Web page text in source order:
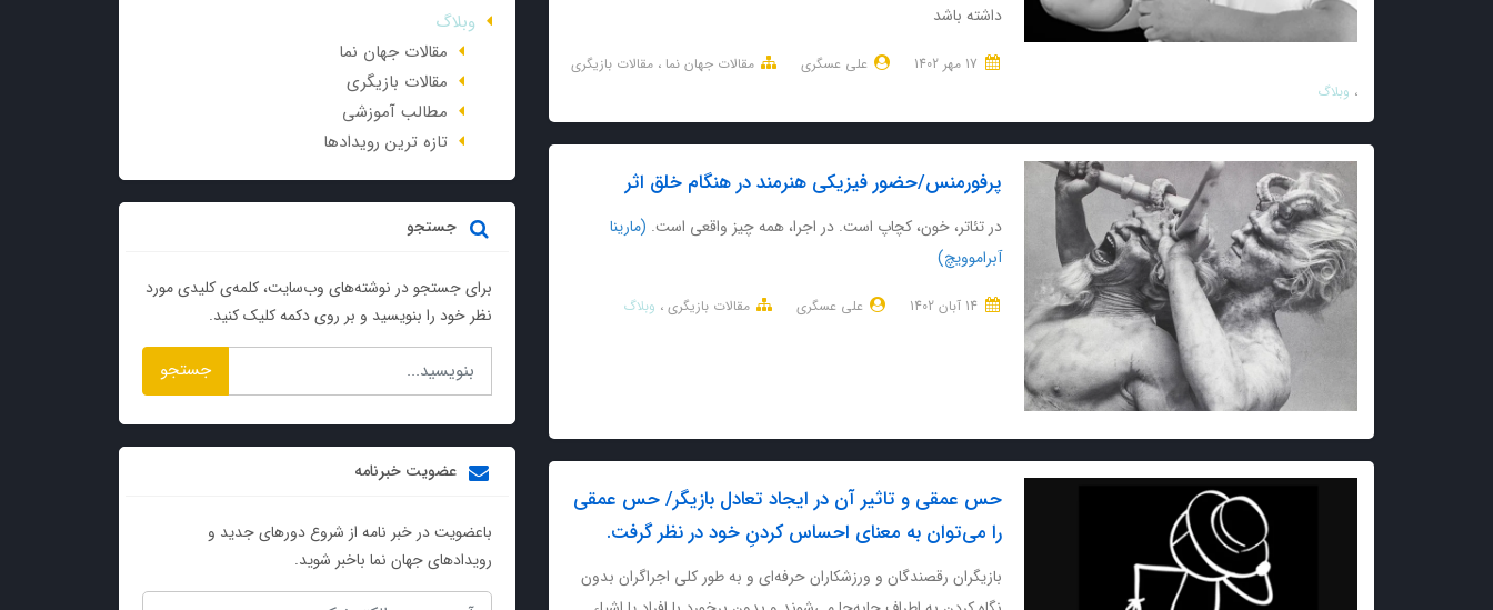
داشته باشد
علی عسگری مقالات جهان نما
مقالات بازیگری
وبلاگ
پرفورمنس/حضور فیزیکی هنرمند در هنگام خلق اثر
در تئاتر، خون، کچاپ است. در اجرا، همه چیز واقعی است. (مارینا
آبراموویچ)
علی عسگری مقالات بازیگری وبلاگ
حس عمقی و تاثیر آن در ایجاد تعادل بازیگر/ حس عمقی
را می‌توان به معنای احساس کردنِ خود در نظر گرفت.
بازیگران رقصندگان و ورزشکاران حرفه‌ای و به طور کلی اجراگران بدون
وبلاگ
مقالات جهان نما
مقالات بازیگری
مطالب آموزشی
تازه ترین رویدادها
جستجو
برای جستجو در نوشته‌های وب‌سایت، کلمه‌ی کلیدی مورد
نظر خود را بنویسید و بر روی دکمه کلیک کنید.
جستجو
عضویت خبرنامه
باعضویت در خبر نامه از شروع دورهای جدید و
رویدادهای جهان نما باخبر شوید.